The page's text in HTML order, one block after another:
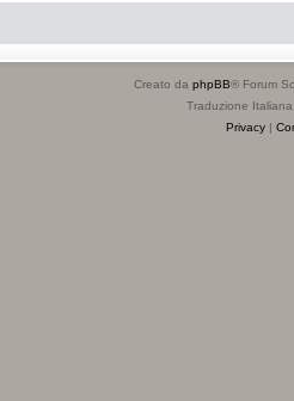
Creato da phpBB® Forum
Traduzione Italiana
Privacy |